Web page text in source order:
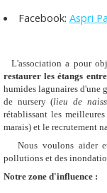
Facebook: Aspri
L'association a pour
restaurer les étangs
humides lagunaires d'une
de nursery (lieu de
rétablissant les
marais) et le recrutement
Nous voulons aider
pollutions et des
Notre zone d'influence :